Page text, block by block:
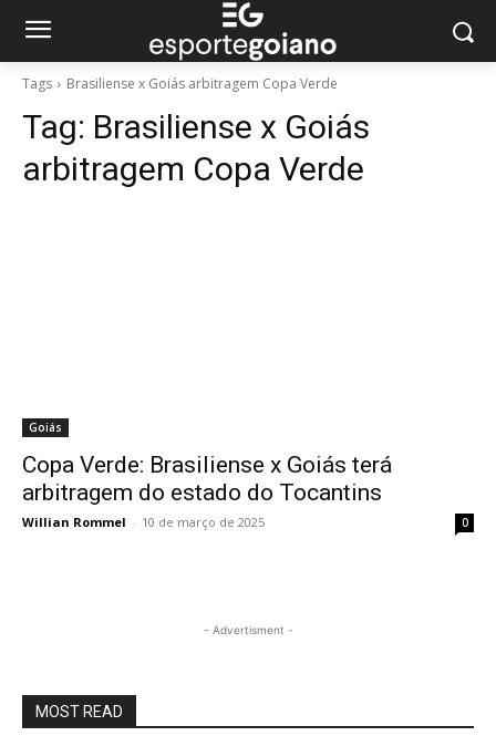
Tags Brasiliense x Goiás arbitragem Copa Verde
Tag: Brasiliense x Goiás
arbitragem Copa Verde
Goiás
Copa Verde: Brasiliense x Goiás terá
arbitragem do estado do Tocantins
Willian Rommel - 10 de março de 2025 0
- Advertisment -
MOST READ